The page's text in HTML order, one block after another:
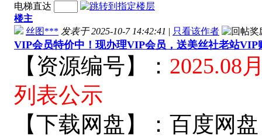
电梯直达
楼主
丝图*** 发表于 2025-10-7 14:42:41 | 只看该作者
VIP会员特价中！现办理VIP会员，送美丝社老站VIP
【资源编号】： 2025.08
列表公示
【下载网盘】：百度网盘